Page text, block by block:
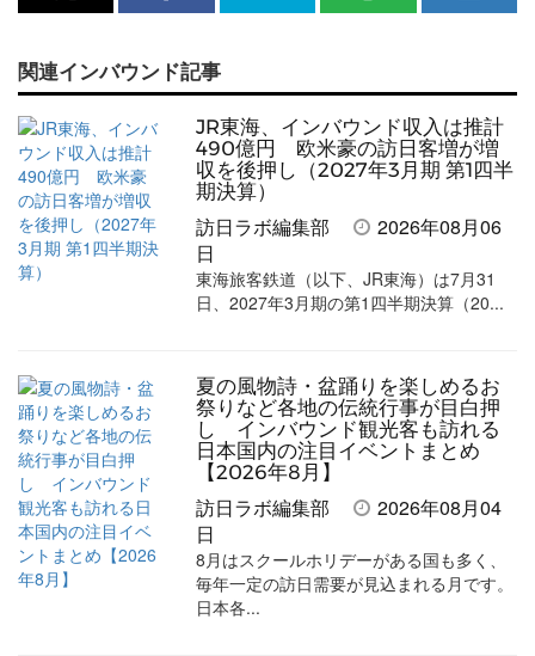
記
事
を
シ
ェ
ア
記
ブ
ッ
ク
マ
ー
ク
追
加
事
を
購
読
す
る
ガ
登
録
す
る
関連インバウンド記事
JR東海、インバウンド収入は推計
490億円 欧米豪の訪日客増が増
収を後押し（2027年3月期 第1四半
期決算）
訪日ラボ編集部
2026年08月06
日
東海旅客鉄道（以下、JR東海）は7月31
日、2027年3月期の第1四半期決算（20...
夏の風物詩・盆踊りを楽しめるお
祭りなど各地の伝統行事が目白押
し インバウンド観光客も訪れる
日本国内の注目イベントまとめ
【2026年8月】
訪日ラボ編集部
2026年08月04
日
8月はスクールホリデーがある国も多く、
毎年一定の訪日需要が見込まれる月です。
日本各...